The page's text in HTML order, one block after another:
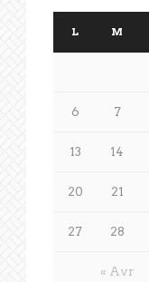
L M
« Avr
6 7
13 14
20 21
27 28